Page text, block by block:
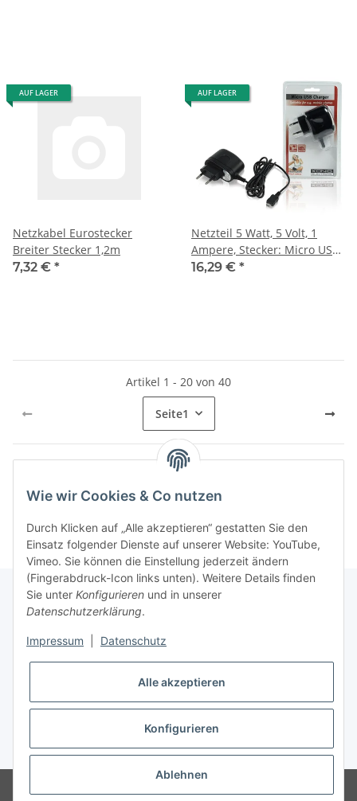
AUF LAGER
Netzkabel Eurostecker
Breiter Stecker 1,2m
7,32 € *
AUF LAGER
Netzteil 5 Watt, 5 Volt, 1
Ampere, Stecker: Micro USB
(König)
16,29 € *
Artikel 1 - 20 von 40
Seite1
Kategorien
* Alle Preise inkl. gesetzlicher USt., zzgl.
Wie wir Cookies & Co nutzen
Durch Klicken auf „Alle akzeptieren“ gestatten Sie den
Einsatz folgender Dienste auf unserer Website: YouTube,
Vimeo. Sie können die Einstellung jederzeit ändern
(Fingerabdruck-Icon links unten). Weitere Details finden
Sie unter Konfigurieren und in unserer
Datenschutzerklärung.
Impressum Datenschutz
Alle akzeptieren
Konfigurieren
Ablehnen